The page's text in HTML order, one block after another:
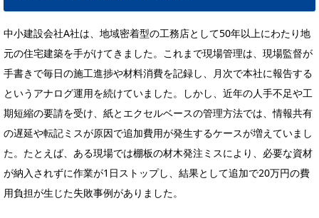
中小建設会社A社は、地域密着型の工務店として50年以上にわたり地
元の住宅建築を手がけてきました。これまで現場管理は、現場監督が
手書きで毎日の施工進捗や材料消費を記録し、月次で本社に報告する
というアナログ運用を続けていました。しかし、近年の人手不足や工
期短縮の要請を受け、紙とエクセルベースの管理方法では、情報共有
の遅延や転記ミスが原因で追加費用が発生するケースが増えていまし
た。たとえば、ある現場では棚板の材木発注ミスにより、必要な資材
が納入されずに作業が1日ストップし、結果として追加で20万円の費
用負担が生じた失敗事例がありました。